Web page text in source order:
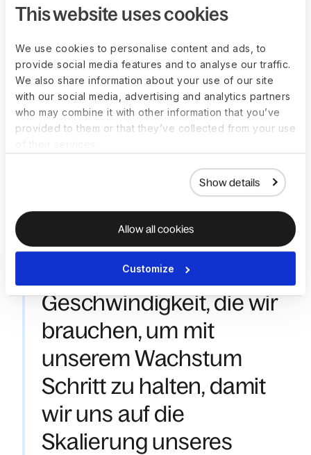
This website uses cookies
We use cookies to personalise content and ads, to
provide social media features and to analyse our traffic.
We also share information about your use of our site
with our social media, advertising and analytics partners
who may combine it with other information that you’ve
provided to them or that they’ve collected from your use
Show details
Allow all cookies
Customize
„Mit Deel erhalten wir
schnellen Support, eine
benutzerfreundliche
Plattform und einen
Partner, auf den wir uns
verlassen können, damit
unsere Belegschaft
reibungslos läuft. Es ist
die Flexibilität und
Geschwindigkeit, die wir
brauchen, um mit
unserem Wachstum
Schritt zu halten, damit
wir uns auf die
Skalierung unseres